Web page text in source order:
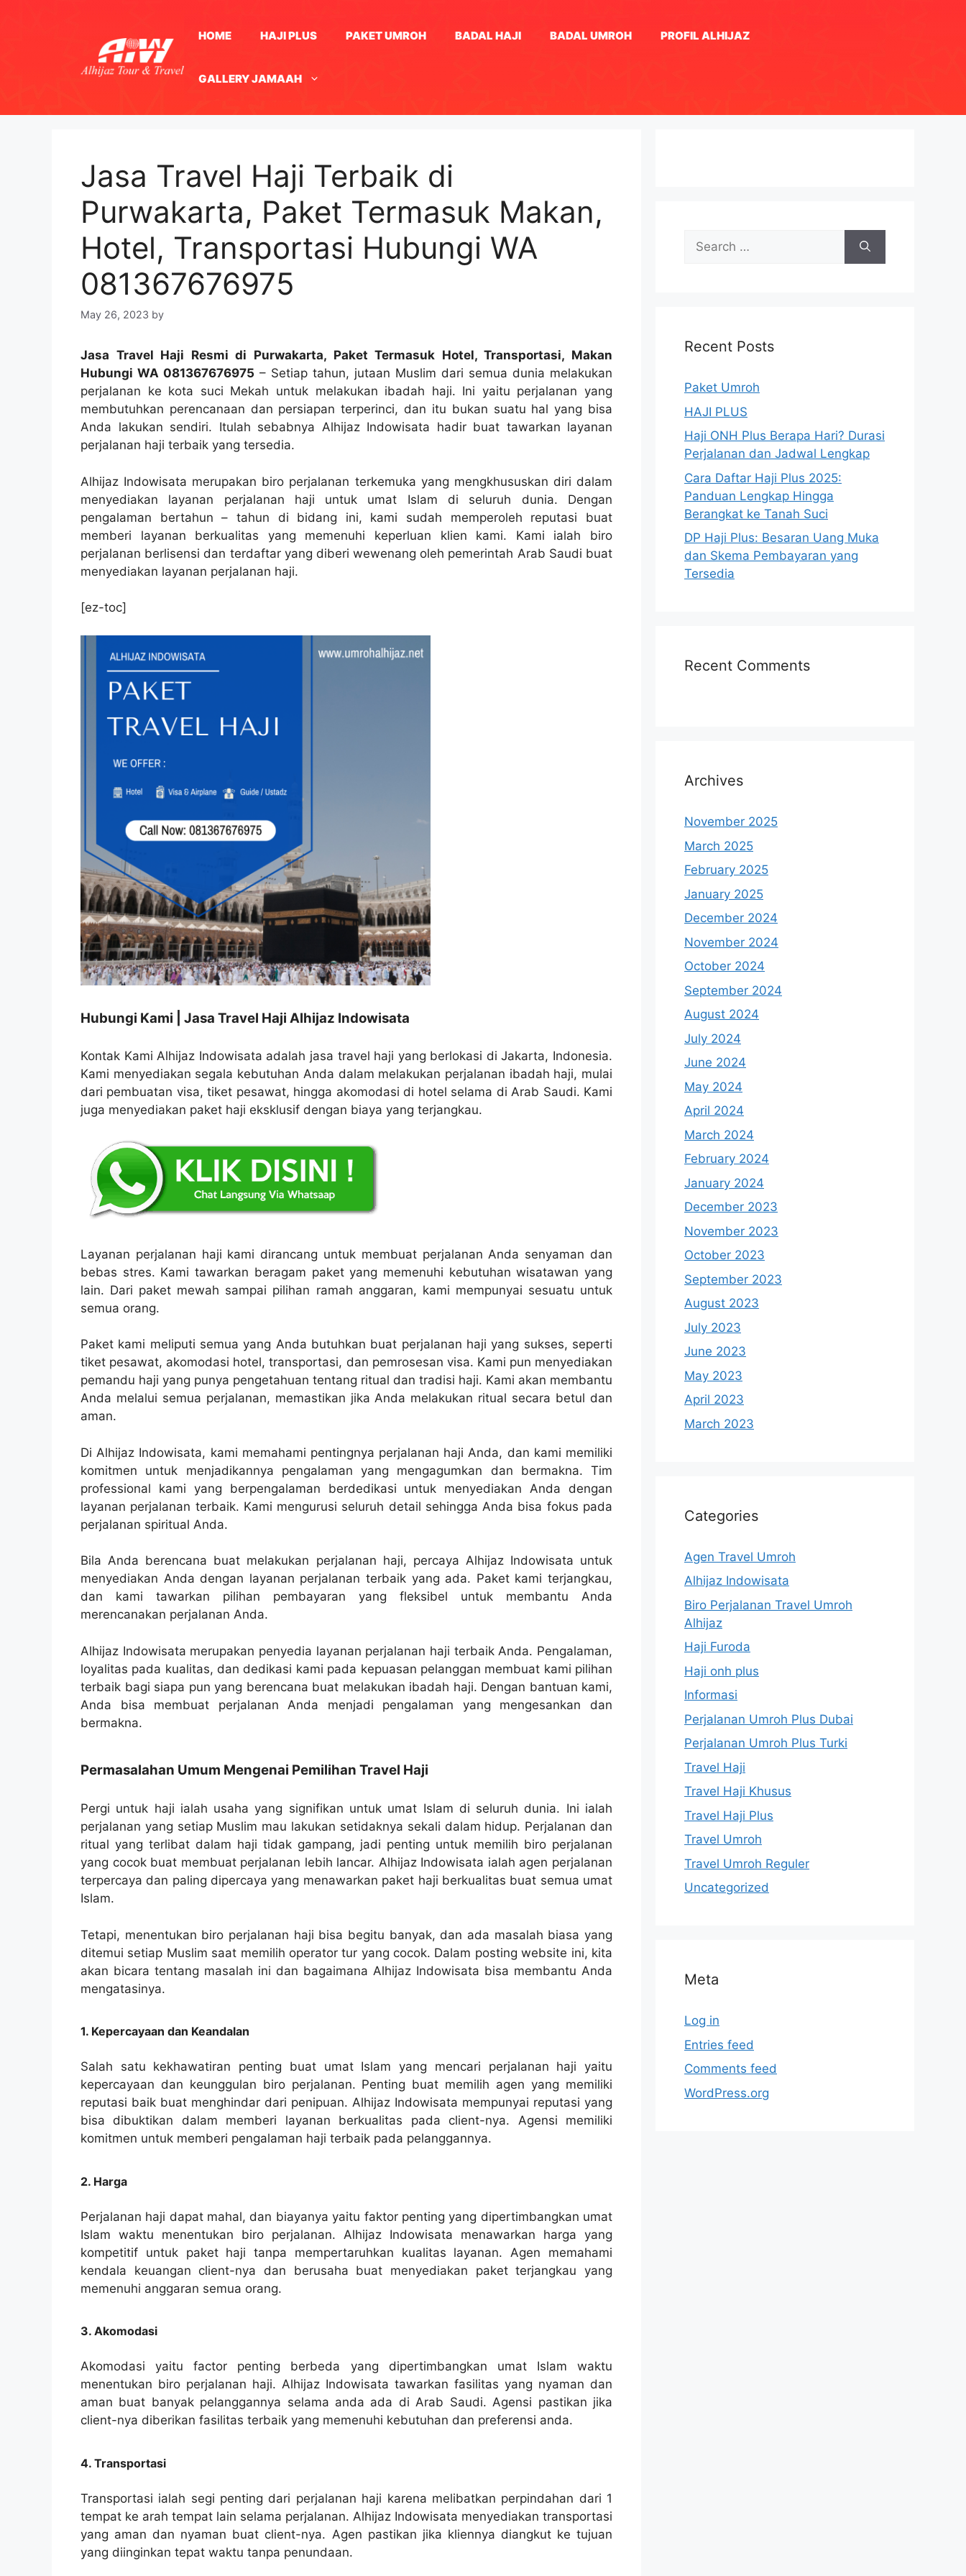
HOME HAJI PLUS PAKET UMROH BADAL HAJI BADAL UMROH PROFIL ALHIJAZ
GALLERY JAMAAH
Jasa Travel Haji Terbaik di
Purwakarta, Paket Termasuk Makan,
Hotel, Transportasi Hubungi WA
081367676975
May 26, 2023 by
Jasa Travel Haji Resmi di Purwakarta, Paket Termasuk Hotel, Transportasi, Makan
Hubungi WA 081367676975 – Setiap tahun, jutaan Muslim dari semua dunia melakukan
perjalanan ke kota suci Mekah untuk melakukan ibadah haji. Ini yaitu perjalanan yang
membutuhkan perencanaan dan persiapan terperinci, dan itu bukan suatu hal yang bisa
Anda lakukan sendiri. Itulah sebabnya Alhijaz Indowisata hadir buat tawarkan layanan
perjalanan haji terbaik yang tersedia.
Alhijaz Indowisata merupakan biro perjalanan terkemuka yang mengkhususkan diri dalam
menyediakan layanan perjalanan haji untuk umat Islam di seluruh dunia. Dengan
pengalaman bertahun – tahun di bidang ini, kami sudah memperoleh reputasi buat
memberi layanan berkualitas yang memenuhi keperluan klien kami. Kami ialah biro
perjalanan berlisensi dan terdaftar yang diberi wewenang oleh pemerintah Arab Saudi buat
menyediakan layanan perjalanan haji.
[ez-toc]
Hubungi Kami | Jasa Travel Haji Alhijaz Indowisata
Kontak Kami Alhijaz Indowisata adalah jasa travel haji yang berlokasi di Jakarta, Indonesia.
Kami menyediakan segala kebutuhan Anda dalam melakukan perjalanan ibadah haji, mulai
dari pembuatan visa, tiket pesawat, hingga akomodasi di hotel selama di Arab Saudi. Kami
juga menyediakan paket haji eksklusif dengan biaya yang terjangkau.
Layanan perjalanan haji kami dirancang untuk membuat perjalanan Anda senyaman dan
bebas stres. Kami tawarkan beragam paket yang memenuhi kebutuhan wisatawan yang
lain. Dari paket mewah sampai pilihan ramah anggaran, kami mempunyai sesuatu untuk
semua orang.
Paket kami meliputi semua yang Anda butuhkan buat perjalanan haji yang sukses, seperti
tiket pesawat, akomodasi hotel, transportasi, dan pemrosesan visa. Kami pun menyediakan
pemandu haji yang punya pengetahuan tentang ritual dan tradisi haji. Kami akan membantu
Anda melalui semua perjalanan, memastikan jika Anda melakukan ritual secara betul dan
aman.
Di Alhijaz Indowisata, kami memahami pentingnya perjalanan haji Anda, dan kami memiliki
komitmen untuk menjadikannya pengalaman yang mengagumkan dan bermakna. Tim
professional kami yang berpengalaman berdedikasi untuk menyediakan Anda dengan
layanan perjalanan terbaik. Kami mengurusi seluruh detail sehingga Anda bisa fokus pada
perjalanan spiritual Anda.
Bila Anda berencana buat melakukan perjalanan haji, percaya Alhijaz Indowisata untuk
menyediakan Anda dengan layanan perjalanan terbaik yang ada. Paket kami terjangkau,
dan kami tawarkan pilihan pembayaran yang fleksibel untuk membantu Anda
merencanakan perjalanan Anda.
Alhijaz Indowisata merupakan penyedia layanan perjalanan haji terbaik Anda. Pengalaman,
loyalitas pada kualitas, dan dedikasi kami pada kepuasan pelanggan membuat kami pilihan
terbaik bagi siapa pun yang berencana buat melakukan ibadah haji. Dengan bantuan kami,
Anda bisa membuat perjalanan Anda menjadi pengalaman yang mengesankan dan
bermakna.
Permasalahan Umum Mengenai Pemilihan Travel Haji
Pergi untuk haji ialah usaha yang signifikan untuk umat Islam di seluruh dunia. Ini ialah
perjalanan yang setiap Muslim mau lakukan setidaknya sekali dalam hidup. Perjalanan dan
ritual yang terlibat dalam haji tidak gampang, jadi penting untuk memilih biro perjalanan
yang cocok buat membuat perjalanan lebih lancar. Alhijaz Indowisata ialah agen perjalanan
terpercaya dan paling dipercaya yang menawarkan paket haji berkualitas buat semua umat
Islam.
Tetapi, menentukan biro perjalanan haji bisa begitu banyak, dan ada masalah biasa yang
ditemui setiap Muslim saat memilih operator tur yang cocok. Dalam posting website ini, kita
akan bicara tentang masalah ini dan bagaimana Alhijaz Indowisata bisa membantu Anda
mengatasinya.
1. Kepercayaan dan Keandalan
Salah satu kekhawatiran penting buat umat Islam yang mencari perjalanan haji yaitu
kepercayaan dan keunggulan biro perjalanan. Penting buat memilih agen yang memiliki
reputasi baik buat menghindar dari penipuan. Alhijaz Indowisata mempunyai reputasi yang
bisa dibuktikan dalam memberi layanan berkualitas pada client-nya. Agensi memiliki
komitmen untuk memberi pengalaman haji terbaik pada pelanggannya.
2. Harga
Perjalanan haji dapat mahal, dan biayanya yaitu faktor penting yang dipertimbangkan umat
Islam waktu menentukan biro perjalanan. Alhijaz Indowisata menawarkan harga yang
kompetitif untuk paket haji tanpa mempertaruhkan kualitas layanan. Agen memahami
kendala keuangan client-nya dan berusaha buat menyediakan paket terjangkau yang
memenuhi anggaran semua orang.
3. Akomodasi
Akomodasi yaitu factor penting berbeda yang dipertimbangkan umat Islam waktu
menentukan biro perjalanan haji. Alhijaz Indowisata tawarkan fasilitas yang nyaman dan
aman buat banyak pelanggannya selama anda ada di Arab Saudi. Agensi pastikan jika
client-nya diberikan fasilitas terbaik yang memenuhi kebutuhan dan preferensi anda.
4. Transportasi
Transportasi ialah segi penting dari perjalanan haji karena melibatkan perpindahan dari 1
tempat ke arah tempat lain selama perjalanan. Alhijaz Indowisata menyediakan transportasi
yang aman dan nyaman buat client-nya. Agen pastikan jika kliennya diangkut ke tujuan
yang diinginkan tepat waktu tanpa penundaan.
Search
for:
Recent Posts
Paket Umroh
HAJI PLUS
Haji ONH Plus Berapa Hari? Durasi
Perjalanan dan Jadwal Lengkap
Cara Daftar Haji Plus 2025:
Panduan Lengkap Hingga
Berangkat ke Tanah Suci
DP Haji Plus: Besaran Uang Muka
dan Skema Pembayaran yang
Tersedia
Recent Comments
Archives
November 2025
March 2025
February 2025
January 2025
December 2024
November 2024
October 2024
September 2024
August 2024
July 2024
June 2024
May 2024
April 2024
March 2024
February 2024
January 2024
December 2023
November 2023
October 2023
September 2023
August 2023
July 2023
June 2023
May 2023
April 2023
March 2023
Categories
Agen Travel Umroh
Alhijaz Indowisata
Biro Perjalanan Travel Umroh
Alhijaz
Haji Furoda
Haji onh plus
Informasi
Perjalanan Umroh Plus Dubai
Perjalanan Umroh Plus Turki
Travel Haji
Travel Haji Khusus
Travel Haji Plus
Travel Umroh
Travel Umroh Reguler
Uncategorized
Meta
Log in
Entries feed
Comments feed
WordPress.org